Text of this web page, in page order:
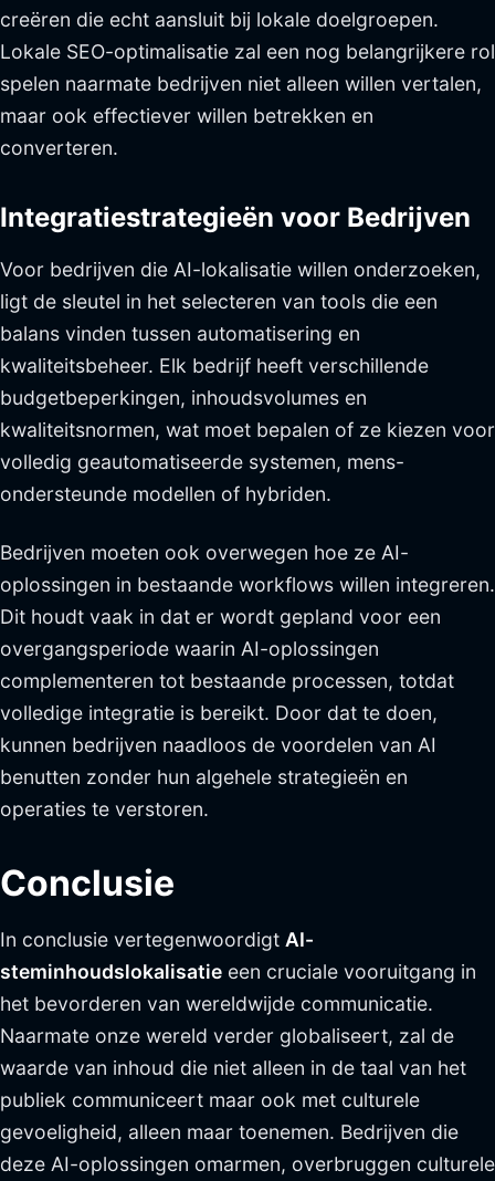
creëren die echt aansluit bij lokale doelgroepen.
Lokale SEO-optimalisatie zal een nog belangrijkere rol
spelen naarmate bedrijven niet alleen willen vertalen,
maar ook effectiever willen betrekken en
converteren.
Integratiestrategieën voor Bedrijven
Voor bedrijven die AI-lokalisatie willen onderzoeken,
ligt de sleutel in het selecteren van tools die een
balans vinden tussen automatisering en
kwaliteitsbeheer. Elk bedrijf heeft verschillende
budgetbeperkingen, inhoudsvolumes en
kwaliteitsnormen, wat moet bepalen of ze kiezen voor
volledig geautomatiseerde systemen, mens-
ondersteunde modellen of hybriden.
Bedrijven moeten ook overwegen hoe ze AI-
oplossingen in bestaande workflows willen integreren.
Dit houdt vaak in dat er wordt gepland voor een
overgangsperiode waarin AI-oplossingen
complementeren tot bestaande processen, totdat
volledige integratie is bereikt. Door dat te doen,
kunnen bedrijven naadloos de voordelen van AI
benutten zonder hun algehele strategieën en
operaties te verstoren.
Conclusie
In conclusie vertegenwoordigt AI-
steminhoudslokalisatie een cruciale vooruitgang in
het bevorderen van wereldwijde communicatie.
Naarmate onze wereld verder globaliseert, zal de
waarde van inhoud die niet alleen in de taal van het
publiek communiceert maar ook met culturele
gevoeligheid, alleen maar toenemen. Bedrijven die
deze AI-oplossingen omarmen, overbruggen culturele